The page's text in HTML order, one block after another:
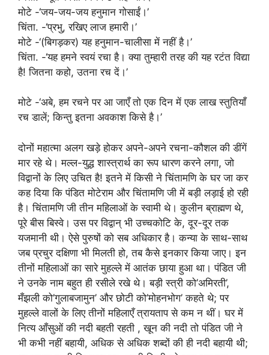
मोटे -‘जय-जय-जय हनुमान गोसाईं।’
चिंता. -‘प्रभु, रखिए लाज हमारी।’
मोटे -‘(बिगड़कर) यह हनुमान-चालीसा में नहीं है।’
चिंता. -‘यह हमने स्वयं रचा है। क्या तुम्हारी तरह की यह रटंत विद्या
है! जितना कहो, उतना रच दें।’
मोटे -‘अबे, हम रचने पर आ जाएँ तो एक दिन में एक लाख स्तुतियाँ
रच डालें; किन्तु इतना अवकाश किसे है।’
दोनों महात्मा अलग खड़े होकर अपने-अपने रचना-कौशल की डींगें
मार रहे थे। मल्ल-युद्ध शास्त्रार्थ का रूप धारण करने लगा, जो
विद्वानों के लिए उचित है! इतने में किसी ने चिंतामणि के घर जा कर
कह दिया कि पंडित मोटेराम और चिंतामणि जी में बड़ी लड़ाई हो रही
है। चिंतामणि जी तीन महिलाओं के स्वामी थे। कुलीन ब्राह्मण थे,
पूरे बीस बिस्वे। उस पर विद्वान् भी उच्चकोटि के, दूर-दूर तक
यजमानी थी। ऐसे पुरुषों को सब अधिकार है। कन्या के साथ-साथ
जब प्रचुर दक्षिणा भी मिलती हो, तब कैसे इनकार किया जाए। इन
तीनों महिलाओं का सारे मुहल्ले में आतंक छाया हुआ था। पंडित जी
ने उनके नाम बहुत ही रसीले रखे थे। बड़ी स्त्री को’अमिरती’,
मँझली को’गुलाबजामुन’ और छोटी को’मोहनभोग’ कहते थे; पर
मुहल्ले वालों के लिए तीनों महिलाएँ त्रायताप से कम न थीं। घर में
नित्य आँसुओं की नदी बहती रहती , खून की नदी तो पंडित जी ने
भी कभी नहीं बहायी, अधिक से अधिक शब्दों की ही नदी बहायी थी;